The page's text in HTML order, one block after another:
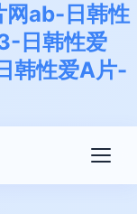
网ab-日韩性
日韩性爱
韩性爱A片-